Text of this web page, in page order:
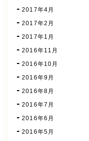
2017年4月
2017年2月
2017年1月
2016年11月
2016年10月
2016年9月
2016年8月
2016年7月
2016年6月
2016年5月